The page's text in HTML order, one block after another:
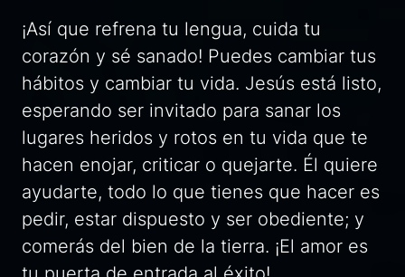
¡Así que refrena tu lengua, cuida tu
corazón y sé sanado! Puedes cambiar tus
hábitos y cambiar tu vida. Jesús está listo,
esperando ser invitado para sanar los
lugares heridos y rotos en tu vida que te
hacen enojar, criticar o quejarte. Él quiere
ayudarte, todo lo que tienes que hacer es
pedir, estar dispuesto y ser obediente; y
comerás del bien de la tierra. ¡El amor es